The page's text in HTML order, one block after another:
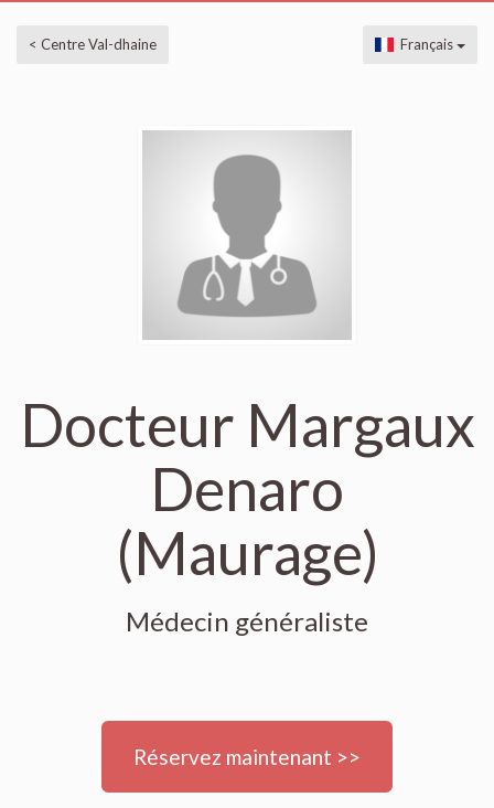
< Centre Val-dhaine Français
Docteur Margaux
Denaro
(Maurage)
Médecin généraliste
Réservez maintenant >>